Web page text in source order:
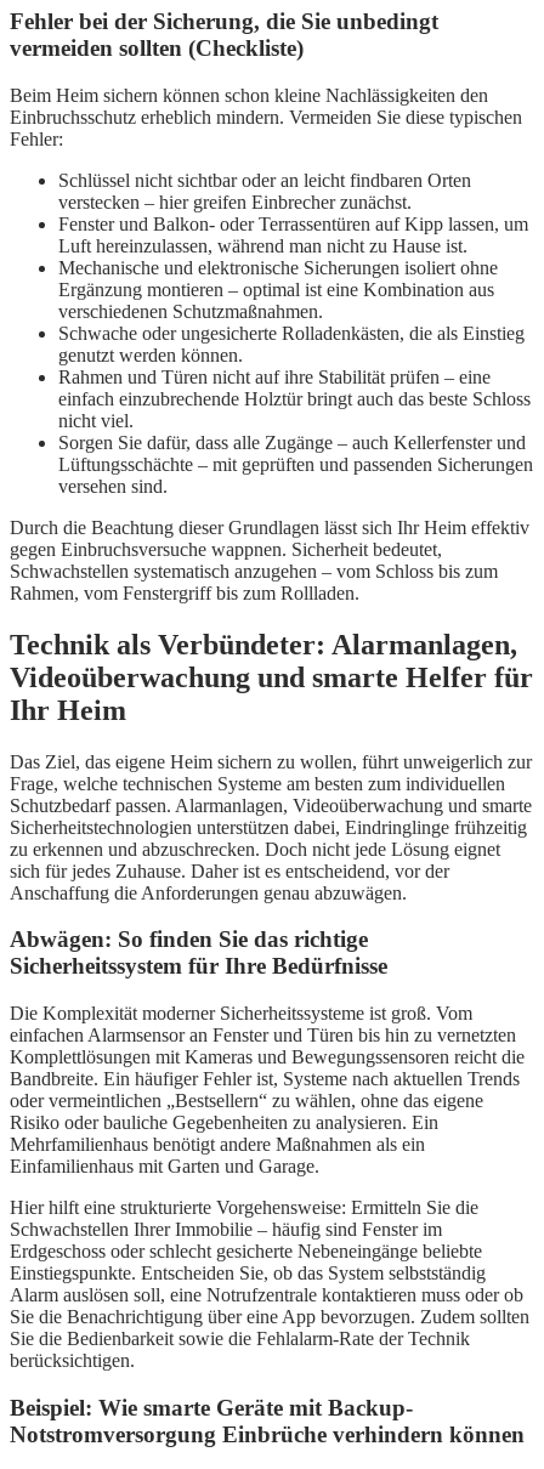
Fehler bei der Sicherung, die Sie unbedingt
vermeiden sollten (Checkliste)
Beim Heim sichern können schon kleine Nachlässigkeiten den
Einbruchsschutz erheblich mindern. Vermeiden Sie diese typischen
Fehler:
Schlüssel nicht sichtbar oder an leicht findbaren Orten
verstecken – hier greifen Einbrecher zunächst.
Fenster und Balkon- oder Terrassentüren auf Kipp lassen, um
Luft hereinzulassen, während man nicht zu Hause ist.
Mechanische und elektronische Sicherungen isoliert ohne
Ergänzung montieren – optimal ist eine Kombination aus
verschiedenen Schutzmaßnahmen.
Schwache oder ungesicherte Rolladenkästen, die als Einstieg
genutzt werden können.
Rahmen und Türen nicht auf ihre Stabilität prüfen – eine
einfach einzubrechende Holztür bringt auch das beste Schloss
nicht viel.
Sorgen Sie dafür, dass alle Zugänge – auch Kellerfenster und
Lüftungsschächte – mit geprüften und passenden Sicherungen
versehen sind.
Durch die Beachtung dieser Grundlagen lässt sich Ihr Heim effektiv
gegen Einbruchsversuche wappnen. Sicherheit bedeutet,
Schwachstellen systematisch anzugehen – vom Schloss bis zum
Rahmen, vom Fenstergriff bis zum Rollladen.
Technik als Verbündeter: Alarmanlagen,
Videoüberwachung und smarte Helfer für
Ihr Heim
Das Ziel, das eigene Heim sichern zu wollen, führt unweigerlich zur
Frage, welche technischen Systeme am besten zum individuellen
Schutzbedarf passen. Alarmanlagen, Videoüberwachung und smarte
Sicherheitstechnologien unterstützen dabei, Eindringlinge frühzeitig
zu erkennen und abzuschrecken. Doch nicht jede Lösung eignet
sich für jedes Zuhause. Daher ist es entscheidend, vor der
Anschaffung die Anforderungen genau abzuwägen.
Abwägen: So finden Sie das richtige
Sicherheitssystem für Ihre Bedürfnisse
Die Komplexität moderner Sicherheitssysteme ist groß. Vom
einfachen Alarmsensor an Fenster und Türen bis hin zu vernetzten
Komplettlösungen mit Kameras und Bewegungssensoren reicht die
Bandbreite. Ein häufiger Fehler ist, Systeme nach aktuellen Trends
oder vermeintlichen „Bestsellern“ zu wählen, ohne das eigene
Risiko oder bauliche Gegebenheiten zu analysieren. Ein
Mehrfamilienhaus benötigt andere Maßnahmen als ein
Einfamilienhaus mit Garten und Garage.
Hier hilft eine strukturierte Vorgehensweise: Ermitteln Sie die
Schwachstellen Ihrer Immobilie – häufig sind Fenster im
Erdgeschoss oder schlecht gesicherte Nebeneingänge beliebte
Einstiegspunkte. Entscheiden Sie, ob das System selbstständig
Alarm auslösen soll, eine Notrufzentrale kontaktieren muss oder ob
Sie die Benachrichtigung über eine App bevorzugen. Zudem sollten
Sie die Bedienbarkeit sowie die Fehlalarm-Rate der Technik
berücksichtigen.
Beispiel: Wie smarte Geräte mit Backup-
Notstromversorgung Einbrüche verhindern können